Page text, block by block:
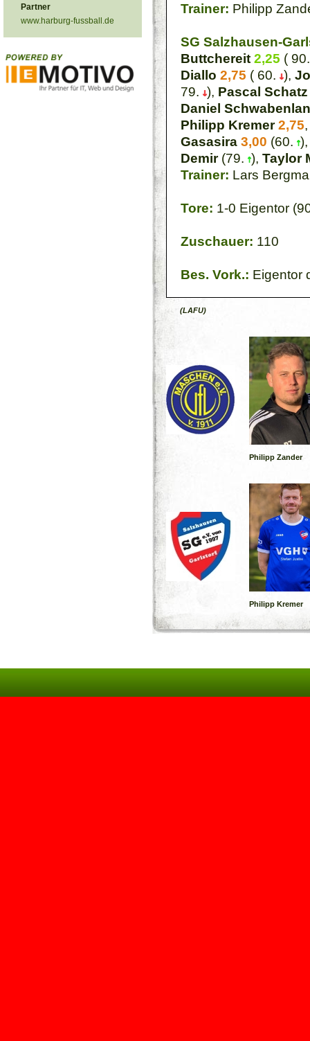
Partner
www.harburg-fussball.de
Trainer: Philipp
SG Salzhausen-
Buttchereit 2,25 (
Diallo 2,75 ( 60. ),
79. ), Pascal Schatz
Daniel
Philipp Kremer 2,75
Gasasira 3,00 (60.
Demir(79. ), Taylor
Trainer: Lars
Tore: 1-0 Eigentor
Zuschauer: 110
Bes. Vork.: Eigentor
(LAFU)
Philipp Zander
Philipp Kremer